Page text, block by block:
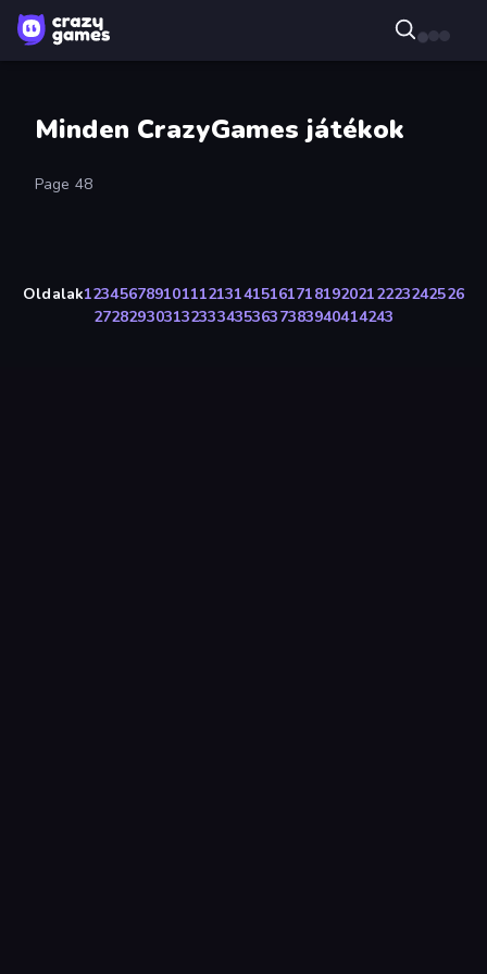
Minden CrazyGames játékok
Page 48
Oldalak1234567891011121314151617181920212223242526
2728293031323334353637383940414243